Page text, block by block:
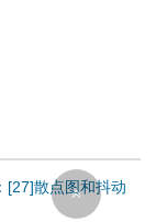
[27]散点图和抖动